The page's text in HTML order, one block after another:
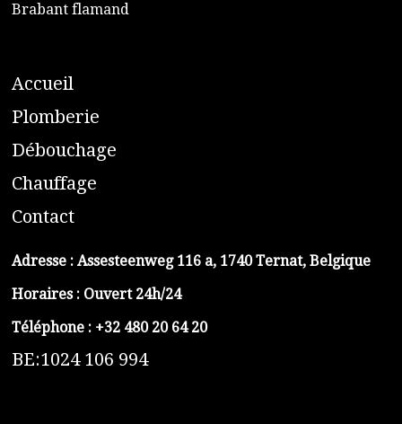
​Brabant flamand
Accueil
​Plomberie
Débouchage
Chauffage
Contact
Adresse : Assesteenweg 116 a, 1740 Ternat, Belgique
Horaires : Ouvert 24h/24
Téléphone : +32 480 20 64 20
BE:1024 106 994